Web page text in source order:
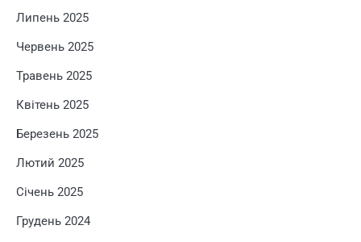
Липень 2025
Червень 2025
Травень 2025
Квітень 2025
Березень 2025
Лютий 2025
Січень 2025
Грудень 2024